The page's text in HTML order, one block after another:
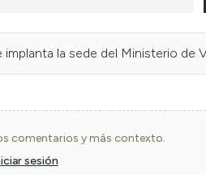
la sede del Ministerio de
comentarios y más contexto.
sesión